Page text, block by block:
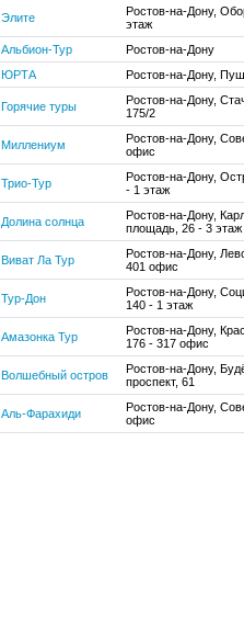
Элите
Ростов-на-Дону,
этаж
Альбион-Тур
Ростов-на-Дону
ЮРТА
Ростов-на-Дону,
Горячие туры
Ростов-на-Дону,
175/2
Миллениум
Ростов-на-Дону,
офис
Трио-Тур
Ростов-на-Дону,
- 1 этаж
Долина солнца
Ростов-на-Дону,
площадь, 26 - 3 этаж
Виват Ла Тур
Ростов-на-Дону,
401 офис
Тур-Дон
Ростов-на-Дону,
140 - 1 этаж
Амазонка Тур
Ростов-на-Дону,
176 - 317 офис
Волшебный остров
Ростов-на-Дону,
проспект, 61
Аль-Фарахиди
Ростов-на-Дону,
офис